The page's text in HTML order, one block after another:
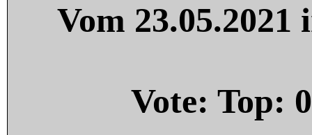
Vom
Vote: Top: 0